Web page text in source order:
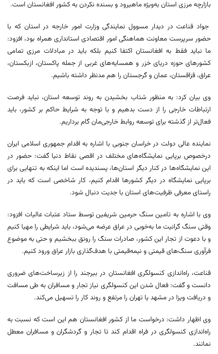
بازارچه مرزی استان به‌ویژه ماهیرود و بسنده نکردن به کشور افغانستان است.
جواد قناعت در دیدار مسوول نمایندگی وزارت امور خارجه در استان که با
حضور سرپرست معاونت هماهنگی امور اقتصادی استانداری همراه بود، افزود:
ما نباید فقط به افغانستان اکتفا کنیم بلکه باید در مبادلات مرزی تمامی
کشورهای حوزه دریای خزر و همسایه‌های غربی از جمله پاکستان، ازبکستان،
عراق، قزاقستان، عمان و گرجستان را هم مدنظر داشته باشیم.
وی بیان کرد: به منظور شتاب بخشیدن به روند توسعه استان، نباید فرصت
ارتباطات خارجی را از دست بدهیم و با توجه به شرایط حاکم بر کشور، باید
فعال‌تر از گذشته برای توسعه روابط خارجی‌مان گام برداریم.
نماینده عالی دولت در خراسان جنوبی با اشاره به اقدام جمهوری اسلامی ایران
درخصوص برپایی نمایشگاه‌های مختلف در اقصی نقاط دنیا گفت: حضور در
این نمایشگاه‌ها در کنار دیگر استان‌ها، پسندیده است اما اینکه به تنهایی برای
برپایی نمایشگاه در دیگر کشورها اقدام کنیم، کار شاخصی است که باید در
راستای معرفی ظرفیت‌های استان با جدیت دنبال شود.
وی با اشاره به تامین سنگ حرمین شریفین توسط ستاد عتبات عالیات افزود:
وقتی سنگ گرانیت ما به‌خوبی در عراق عرضه می‌شود، باید شرایطی را مهیا کنیم
و با دعوت از تجار این کشور، صادرات سنگ را رونق ببخشیم و حتی به موضوع
فرآوری سنگ‌های قیمتی و نیمه‌قیمتی با هدف‌گذاری بازار عراق ورود کنیم.
قناعت، راه‌اندازی کنسولگری افغانستان در بیرجند را از زیرساخت‌های ضروری
دانست و گفت: فعال شدن این کنسولگری نیاز تجار و مسافران به طی مسافت
و دریافت ویزا در مشهد یا تهران را مرتفع و روند کار را تسهیل می‌کند.
وی اظهار داشت: درخواست ما از کشور افغانستان هم این است که نسبت به
راه‌اندازی کنسولگری در فراه اقدام کند تا تجار و گردشگران و مسافران معطل
نمانند.